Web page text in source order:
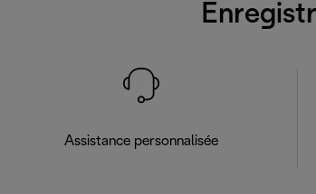
Assistance personnalisée